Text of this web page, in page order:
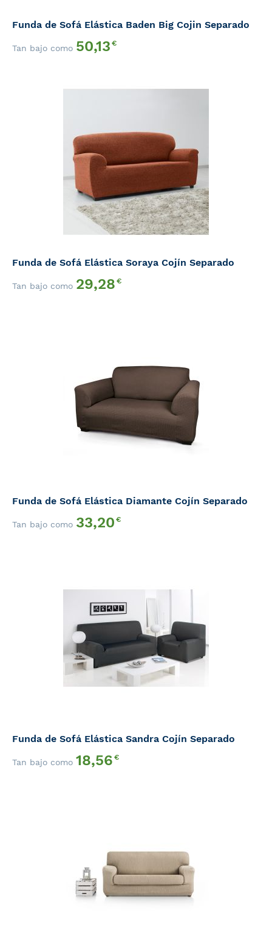
Funda de Sofá Elástica Baden Big Cojin Separado
Tan bajo como 50,13€
Funda de Sofá Elástica Soraya Cojín Separado
Tan bajo como 29,28€
Funda de Sofá Elástica Diamante Cojín Separado
Tan bajo como 33,20€
Funda de Sofá Elástica Sandra Cojín Separado
Tan bajo como 18,56€